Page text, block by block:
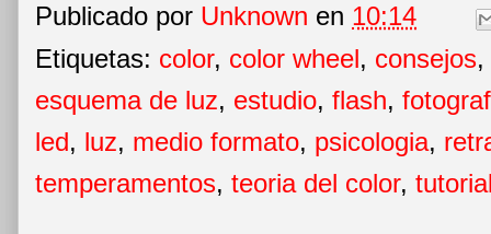
Publicado por Unknown en 10:14
Etiquetas: color, color wheel, consejos,
esquema de luz, estudio, flash,
led, luz, medio formato, psicologia,
temperamentos, teoria del color,